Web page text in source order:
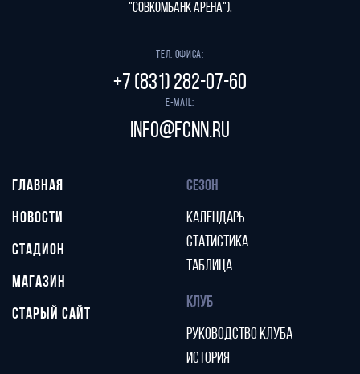
"СОВКОМБАНК АРЕНА").
Тел. офиса:
+7 (831) 282-07-60
E-mail:
info@fcnn.ru
ГЛАВНАЯ
НОВОСТИ
СТАДИОН
МАГАЗИН
СТАРЫЙ САЙТ
СЕЗОН
КАЛЕНДАРЬ
СТАТИСТИКА
ТАБЛИЦА
КЛУБ
РУКОВОДСТВО КЛУБА
ИСТОРИЯ